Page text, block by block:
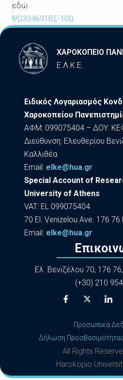
εδώ:
ΨΩ334691ΒΣ-10Ω
ΧΑΡΟΚΟΠΕΙΟ
Ε.Λ.Κ.Ε.
Ειδικός Λογαριασμός
Χαροκοπείου
ΑΦΜ: 099075404 – ΔΟΥ:
Διεύθυνση: Ελευθερίου
Καλλιθέα
Εmail: elke@hua.gr
Special Account of
University of Athens
VAT: EL 099075404
70 El. Venizelou Ave. 176
Εmail: elke@hua.gr
Ελ. Βενιζέλου 70, 176
(+30) 210
Προσωπικά
Δήλωση
All Rights
Harokopio